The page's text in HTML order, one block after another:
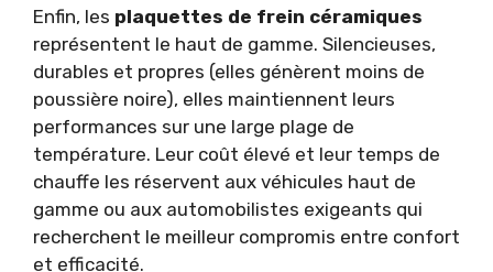
Enfin, les plaquettes de frein céramiques
représentent le haut de gamme. Silencieuses,
durables et propres (elles génèrent moins de
poussière noire), elles maintiennent leurs
performances sur une large plage de
température. Leur coût élevé et leur temps de
chauffe les réservent aux véhicules haut de
gamme ou aux automobilistes exigeants qui
recherchent le meilleur compromis entre confort
et efficacité.